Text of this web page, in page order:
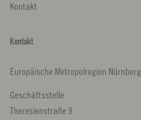
Kontakt
Kontakt
Europäische Metropolregion Nürnberg
Geschäftsstelle
Theresienstraße 9